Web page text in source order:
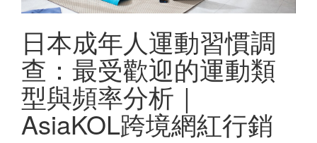
日本成年人運動習慣調
查：最受歡迎的運動類
型與頻率分析｜
AsiaKOL跨境網紅行銷